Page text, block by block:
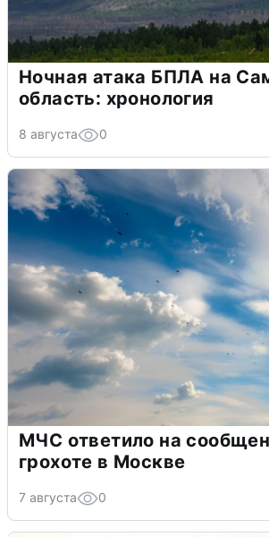
Ночная атака БПЛА на
область: хронология
8 августа 0
МЧС ответило на
грохоте в Москве
7 августа 0